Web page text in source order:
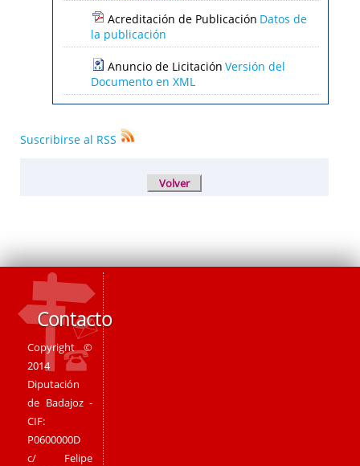
Acreditación de Publicación Datos de
la publicación
Anuncio de Licitación Versión del
Documento en XML
Suscribirse al RSS
Contacto
Copyright ©
2014
Diputación
de Badajoz -
CIF:
P0600000D
c/ Felipe